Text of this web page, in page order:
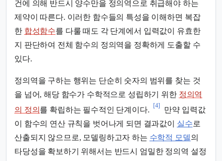
건에 의해 반드시 양수만을 정의역으로 취급해야 하는
제약이 따른다. 이러한 함수들의 특성을 이해하면 복잡
한 합성함수를 다룰 때도 각 단계에서 입력값이 유효한
지 판단하여 전체 함수의 정의역을 정확하게 도출할 수
있다.
정의역을 구하는 행위는 단순히 숫자의 범위를 찾는 것
을 넘어, 해당 함수가 수학적으로 성립하기 위한 정의역
의 정의 를 확립하는 필수적인 단계이다.
[4]
만약 입력값
이 함수의 연산 규칙을 벗어나게 되면 결과값이 실수 로
산출되지 않으므로, 모델링하고자 하는 수학적 모델의
타당성을 확보하기 위해서는 반드시 엄밀한 정의역 설정